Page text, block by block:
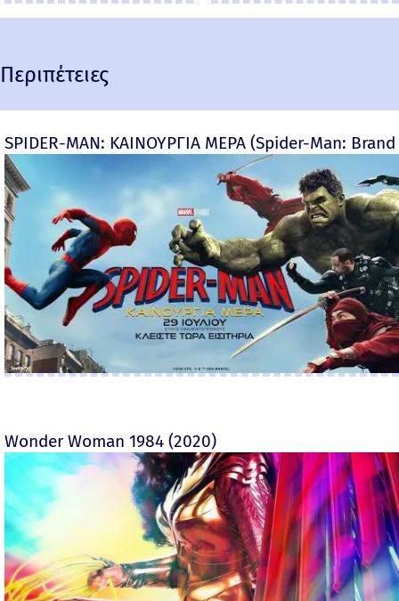
Περιπέτειες
SPIDER-MAN: ΚΑΙΝΟΥΡΓΙΑ ΜΕΡΑ (Spider-Man:
Wonder Woman 1984 (2020)